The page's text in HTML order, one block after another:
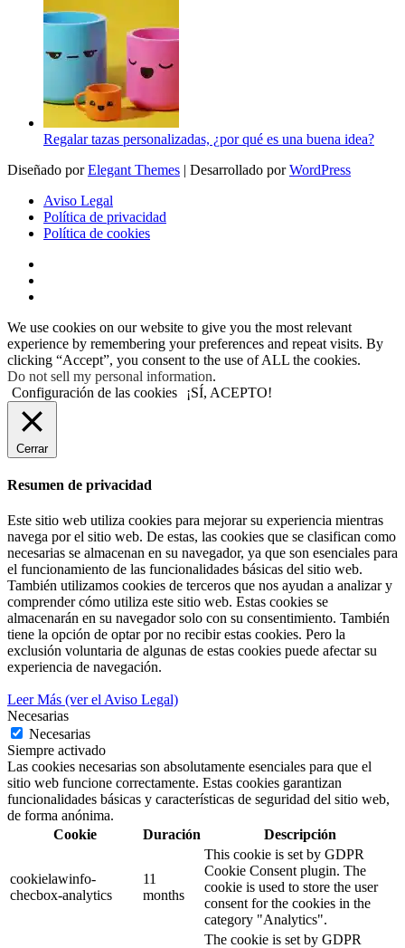
Regalar tazas personalizadas, ¿por qué es una buena idea?
Diseñado porElegant Themes | Desarrollado porWordPress
Aviso Legal
Política de privacidad
Política de cookies
We use cookies on our website to give you the most relevant
experience by remembering your preferences and repeat visits. By
clicking “Accept”, you consent to the use of ALL the cookies.
Do not sell my personal information.
Configuración de las cookies
¡SÍ, ACEPTO!
Cerrar
Resumen de privacidad
Este sitio web utiliza cookies para mejorar su experiencia mientras
navega por el sitio web. De estas, las cookies que se clasifican como
necesarias se almacenan en su navegador, ya que son esenciales para
el funcionamiento de las funcionalidades básicas del sitio web.
También utilizamos cookies de terceros que nos ayudan a analizar y
comprender cómo utiliza este sitio web. Estas cookies se
almacenarán en su navegador solo con su consentimiento. También
tiene la opción de optar por no recibir estas cookies. Pero la
exclusión voluntaria de algunas de estas cookies puede afectar su
experiencia de navegación.
Leer Más (ver el Aviso Legal)
Necesarias
Necesarias
Siempre activado
Las cookies necesarias son absolutamente esenciales para que el
sitio web funcione correctamente. Estas cookies garantizan
funcionalidades básicas y características de seguridad del sitio web,
de forma anónima.
Cookie
Duración Descripción
cookielawinfo-
checbox-analytics
11
months
This cookie is set by GDPR
Cookie Consent plugin. The
cookie is used to store the user
consent for the cookies in the
category "Analytics".
The cookie is set by GDPR